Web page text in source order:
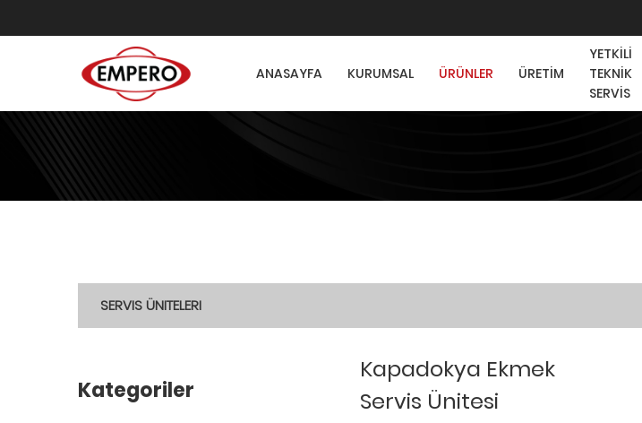
ANASAYFA KURUMSAL ÜRÜNLER ÜRETİM
YETKİLİ
TEKNİK
SERVİS
SERVIS ÜNITELERI
Kategoriler
Kapadokya Ekmek
Servis Ünitesi